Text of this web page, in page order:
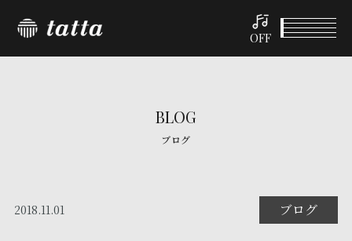
OFF
BLOG
ブログ
2018.11.01 ブログ